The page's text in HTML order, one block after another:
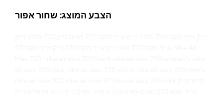
הצבע המוצג: שחור אפור